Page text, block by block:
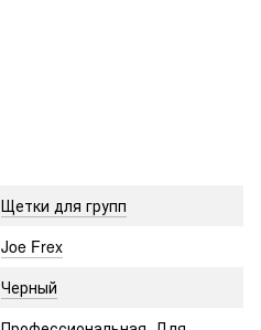
Щетки для групп
Joe Frex
Черный